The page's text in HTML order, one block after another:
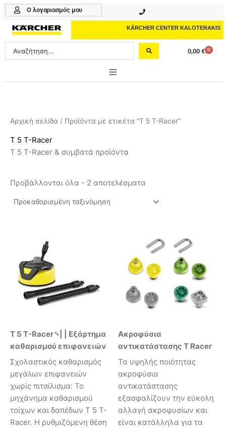
Μετάβαση
περιεχόμενο
Ο λογαριασμός μου
KÄRCHER CENTER KALOTERAKIS
Search
...
0,00 € 0
Cart
PROFESSIONAL
ΚΑΘΑΡΙΣΤΙΚΑ
ΥΠΗΡΕΣΙΕΣ-ΝΕΑ-ΛΥΣΕΙΣ
Αρχική σελίδα / Προϊόντα με ετικέτα “T 5 T-Racer”
T 5 T-Racer
T 5 T-Racer & συμβατά προϊόντα
Προβάλλονται όλα - 2 αποτελέσματα
T 5 T-Racer␍| | Εξάρτημα
καθαρισμού επιφανειών
Σχολαστικός καθαρισμός
μεγάλων επιφανειών
χωρίς πιτσίλισμα: Το
μηχάνημα καθαρισμού
τοίχων και δαπέδων Τ 5 T-
Racer. Η ρυθμιζόμενη θέση
Ακροφύσια
αντικατάστασης T Racer
Τα υψηλής ποιότητας
ακροφύσια
αντικατάστασης
εξασφαλίζουν την εύκολη
αλλαγή ακροφυσίων και
είναι κατάλληλα για τα